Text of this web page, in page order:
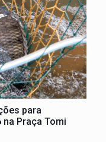
para
Praça Tomi